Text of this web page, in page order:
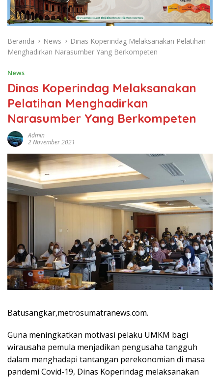
Beranda News
Dinas Koperindag Melaksanakan Pelatihan
Menghadirkan Narasumber Yang Berkompeten
News
Dinas Koperindag Melaksanakan
Pelatihan Menghadirkan
Narasumber Yang Berkompeten
Admin
2 November 2021
Batusangkar,metrosumatranews.com.
Guna meningkatkan motivasi pelaku UMKM bagi
wirausaha pemula menjadikan pengusaha tangguh
dalam menghadapi tantangan perekonomian di masa
pandemi Covid-19, Dinas Koperindag melaksanakan